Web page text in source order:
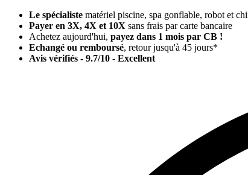
Le spécialiste matériel piscine, spa gonflable, robot et
Payer en 3X, 4X et 10X sans frais par carte bancaire
Achetez aujourd'hui, payez dans 1 mois par CB !
Echangé ou remboursé, retour jusqu'à 45 jours*
Avis vérifiés - 9.7/10 - Excellent